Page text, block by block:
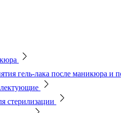
гель-лака после маникюра и
стерилизации